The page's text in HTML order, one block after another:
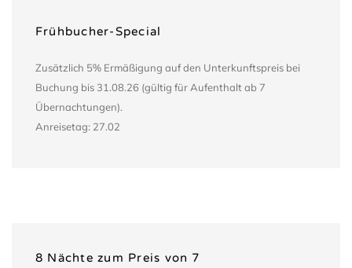
Frühbucher-Special
Zusätzlich 5% Ermäßigung auf den Unterkunftspreis bei
Buchung bis 31.08.26 (gültig für Aufenthalt ab 7
Übernachtungen).
Anreisetag: 27.02
8 Nächte zum Preis von 7